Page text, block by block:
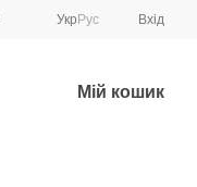
Укр Рус Вхід
Мій кошик